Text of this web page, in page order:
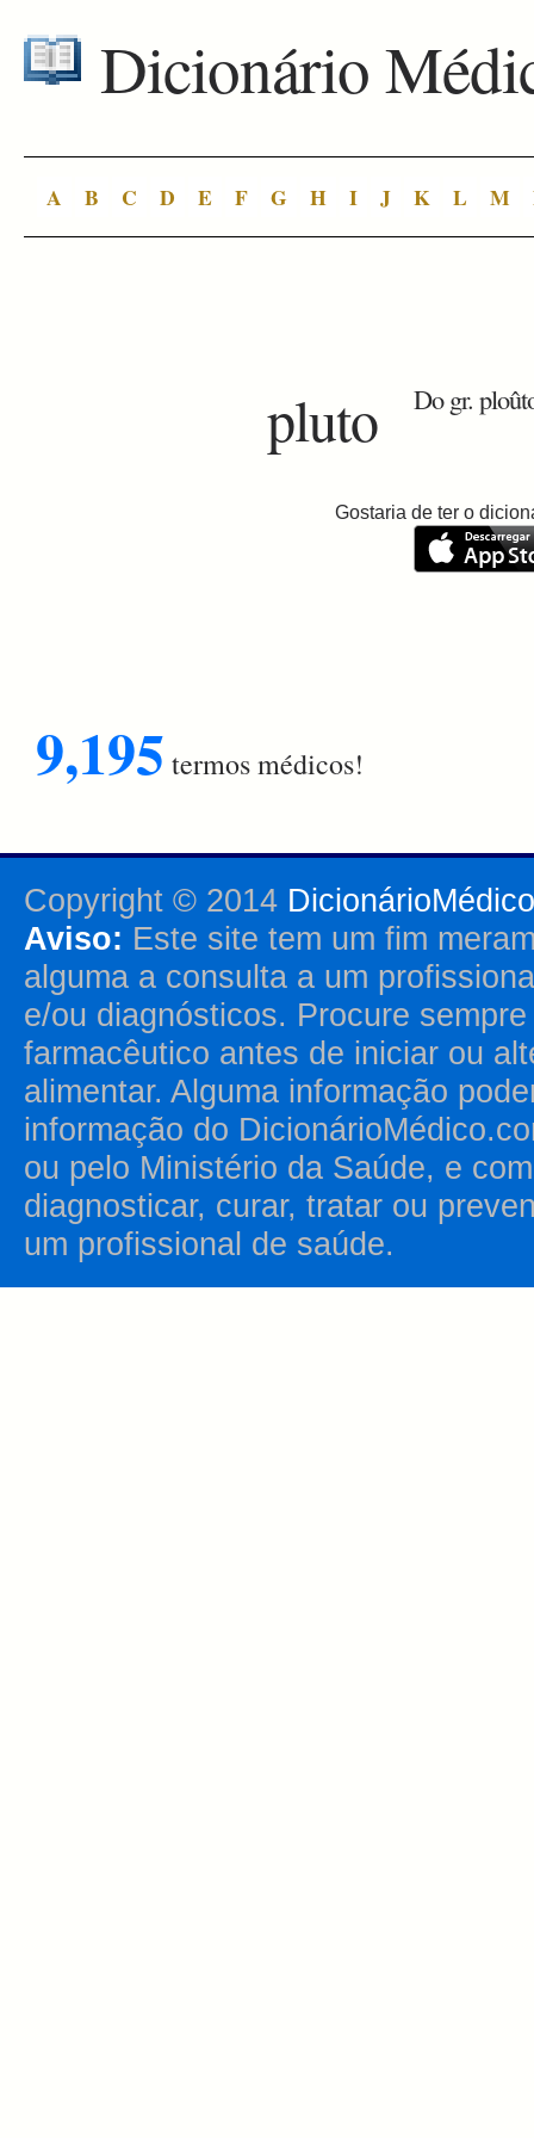
Dicionário
A B C D E F G H I J K L M
pluto Do gr.
Gostaria de ter o
9,195 termos médicos!
Copyright © 2014
Aviso: Este site tem um fim
alguma a consulta a um
e/ou diagnósticos. Procure
farmacêutico antes de iniciar ou
alimentar. Alguma informação
informação do
ou pelo Ministério da Saúde, e
diagnosticar, curar, tratar ou
um profissional de saúde.